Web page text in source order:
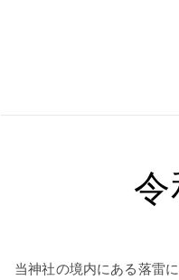
当神社の境内にある落雷